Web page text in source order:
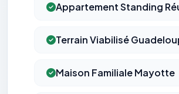
Appartement Standing
Terrain Viabilisé
Maison Familiale Mayotte